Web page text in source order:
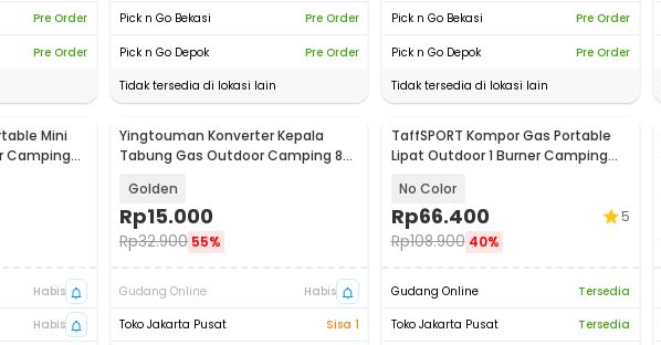
Pre Order
Pre Order
Pick n Go Bekasi
Pre Order
Pick n Go Depok
Pre Order
Tidak tersedia di lokasi lain
Pick n Go Bekasi
Pre Order
Pick n Go Depok
Pre Order
Tidak tersedia di lokasi lain
Mini
Camping
Habis
Habis
Yingtouman Konverter Kepala
Tabung Gas Outdoor Camping 8-
Golden
Rp15.000
Rp32.900 55%
Gudang Online
Habis
Toko Jakarta Pusat
Sisa 1
TaffSPORT Kompor Gas Portable
Lipat Outdoor 1 Burner Camping
No Color
Rp66.400
Rp108.900 40%
5
Gudang Online
Tersedia
Toko Jakarta Pusat
Tersedia